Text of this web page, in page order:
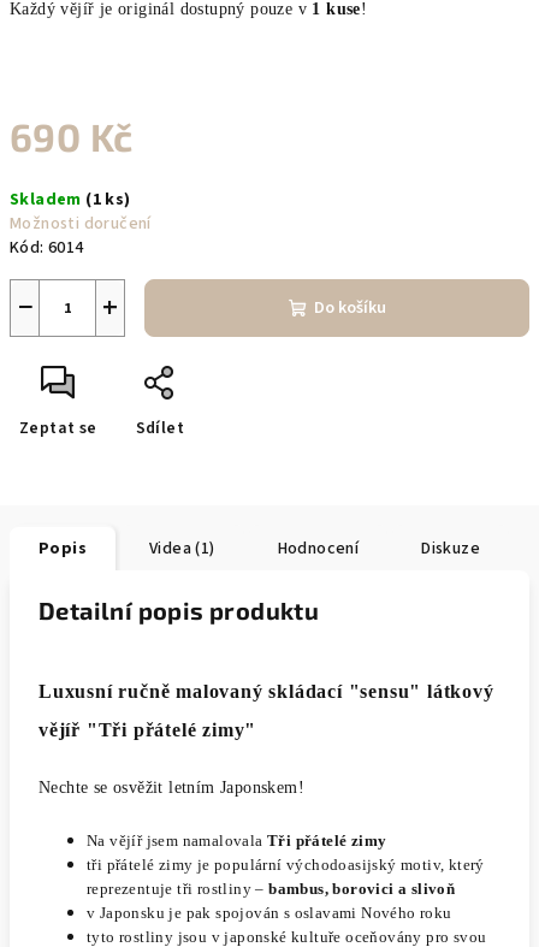
Každý vějíř je originál dostupný pouze v 1 kuse!
690 Kč
cena:
Skladem (1 ks)
Možnosti doručení
Kód: 6014
+
− Do košíku
Zeptat se Sdílet
Popis Videa (1) Hodnocení Diskuze
Detailní popis produktu
Luxusní ručně malovaný skládací "sensu" látkový
vějíř "Tři přátelé zimy"
Nechte se osvěžit letním Japonskem!
Na vějíř jsem namalovala Tři přátelé zimy
tři přátelé zimy je populární východoasijský motiv, který
reprezentuje tři rostliny –bambus, borovici a slivoň
v Japonsku je pak spojován s oslavami Nového roku
tyto rostliny jsou v japonské kultuře oceňovány pro svou